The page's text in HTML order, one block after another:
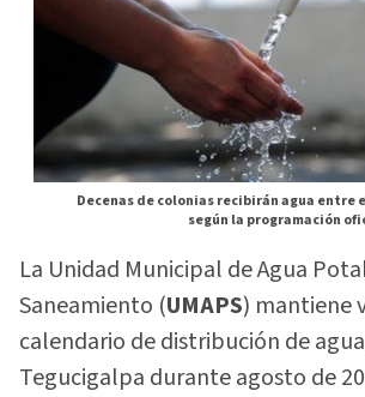
Decenas de colonias recibirán agua entre
según la programación
La Unidad Municipal de Agua
Saneamiento (UMAPS) mantiene
calendario de distribución de
Tegucigalpa durante agosto de